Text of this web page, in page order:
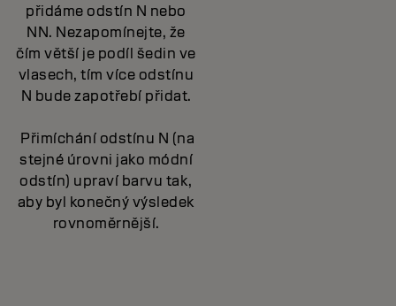
přidáme odstín N nebo
NN. Nezapomínejte, že
čím větší je podíl šedin ve
vlasech, tím více odstínu
N bude zapotřebí přidat.
Přimíchání odstínu N (na
stejné úrovni jako módní
odstín) upraví barvu tak,
aby byl konečný výsledek
rovnoměrnější.